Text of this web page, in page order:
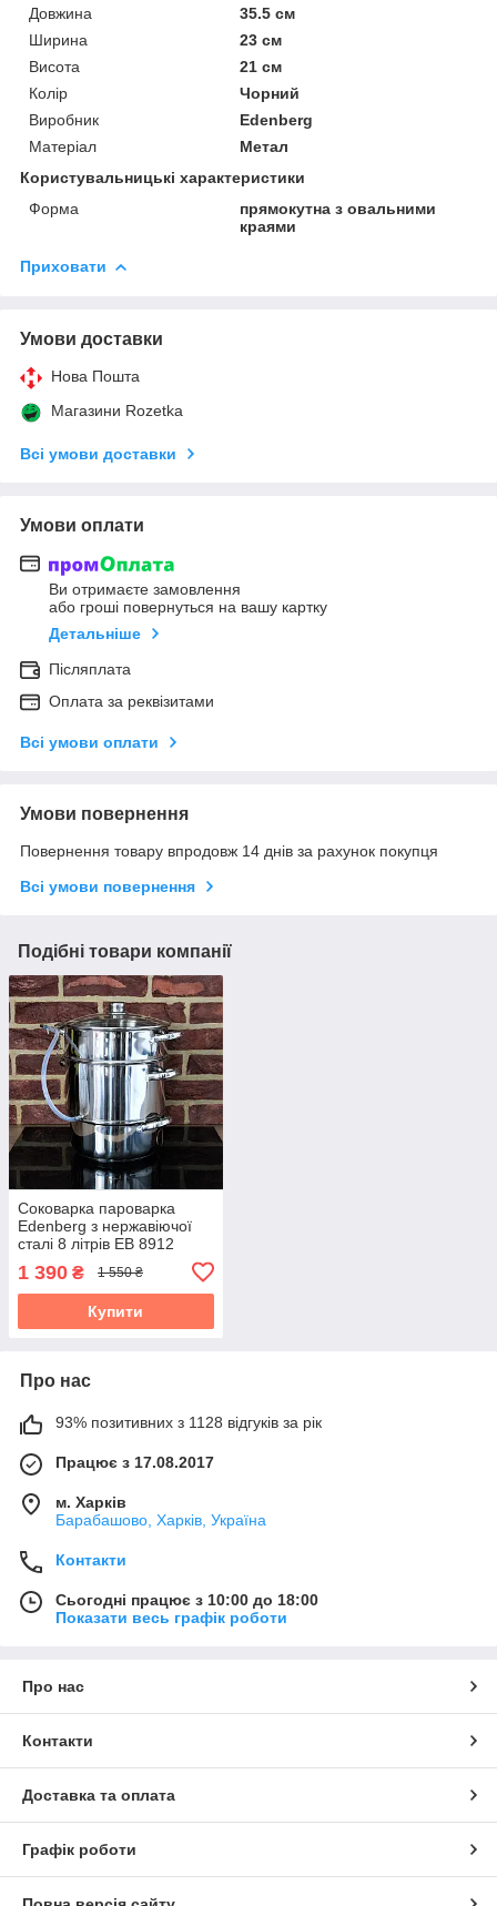
Довжина
35.5 см
Ширина
23 см
Висота
21 см
Колір
Чорний
Виробник
Edenberg
Матеріал
Метал
Користувальницькі характеристики
Форма
прямокутна з овальними
краями
Приховати
Умови доставки
Нова Пошта
Магазини Rozetka
Всі умови доставки
Умови оплати
Ви отримаєте замовлення
або гроші повернуться на вашу картку
Детальніше
Післяплата
Оплата за реквізитами
Всі умови оплати
Умови повернення
Повернення товару впродовж 14 днів за рахунок покупця
Всі умови повернення
Подібні товари компанії
Соковарка пароварка
Edenberg з нержавіючої
сталі 8 літрів EB 8912
1 390 ₴ 1 550 ₴
Купити
Про нас
93% позитивних з 1128 відгуків за рік
Працює з 17.08.2017
м. Харків
Барабашово, Харків, Україна
Контакти
Сьогодні працює з 10:00 до 18:00
Показати весь графік роботи
Про нас
Контакти
Доставка та оплата
Графік роботи